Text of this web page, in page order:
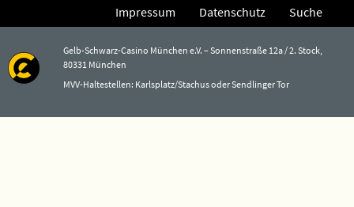
Impressum Datenschutz Suche
Gelb-Schwarz-Casino München e.V. – Sonnenstraße 12a / 2. Stock,
80331 München
MVV-Haltestellen: Karlsplatz/Stachus oder Sendlinger Tor